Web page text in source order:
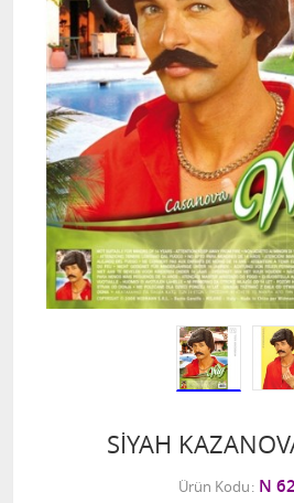
SİYAH
Ürün Kodu N